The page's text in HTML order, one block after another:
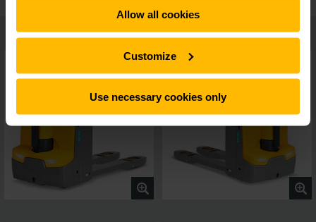
Allow all cookies
Customize
Use necessary cookies only